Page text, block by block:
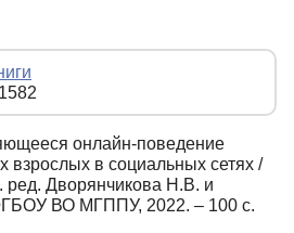
1582
онлайн-поведение
взрослых в социальных сетях /
ред. Дворянчикова Н.В. и
ВО МГППУ, 2022. – 100 с.